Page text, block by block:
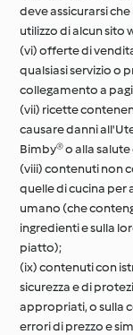
deve assicurarsi
utilizzo di alcun sito
(vi) offerte di
qualsiasi servizio o
collegamento a
(vii) ricette
causare danni
Bimby® o alla salute
(viii) contenuti non
quelle di cucina per
umano (che
ingredienti e sulla
piatto);
(ix) contenuti con
sicurezza e di
appropriati, o sulla
errori di prezzo e